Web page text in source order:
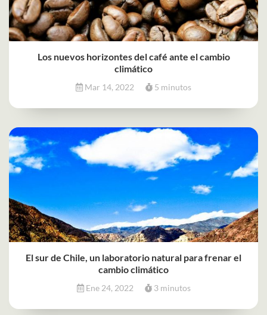
Los nuevos horizontes del café ante el cambio
climático
Mar 14, 2022 5 minutos
El sur de Chile, un laboratorio natural para frenar el
cambio climático
Ene 24, 2022 3 minutos